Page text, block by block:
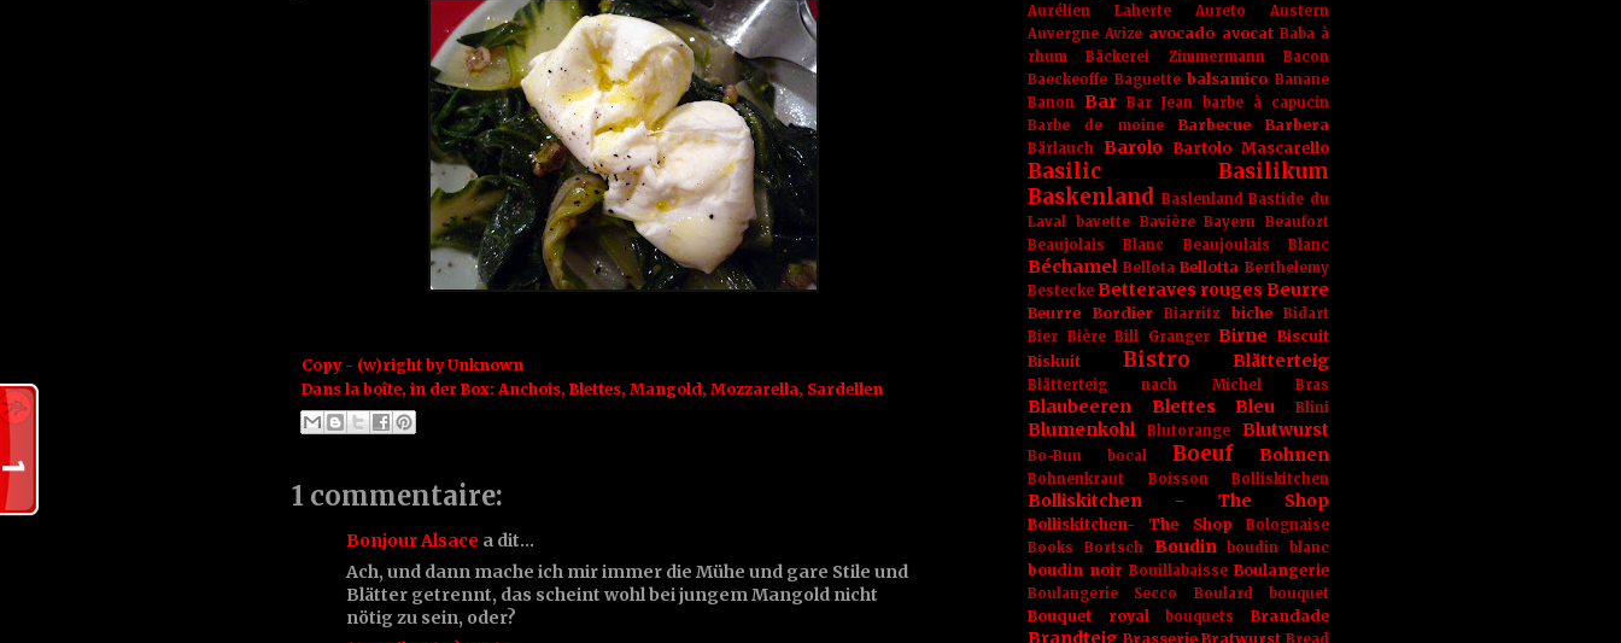
Copy - (w)right byUnknown
Dans la boîte, in der Box:Anchois, Blettes, Mangold, Mozzarella, Sardellen
1 commentaire:
Bonjour Alsace a dit…
Ach, und dann mache ich mir immer die Mühe und gare Stile und
Blätter getrennt, das scheint wohl bei jungem Mangold nicht
nötig zu sein, oder?
Aurélien Laherte
Aureto
Austern
Auvergne Avize avocado avocat Baba à
rhum
Bäckerei Zimmermann
Bacon
Baeckeoffe Baguette balsamico Banane
Banon Bar Bar Jean
barbe à capucin
Barbe de moine
Barbecue Barbera
Bärlauch Barolo Bartolo Mascarello
Basilic
Basilikum
Baskenland Baslenland Bastide du
Laval
bavette Bavière Bayern Beaufort
Beaujolais Blanc
Beaujoulais Blanc
Béchamel Bellota Bellotta Berthelemy
Bestecke Betteraves rouges Beurre
Beurre Bordier Biarritz biche
Bidart
Bier Bière Bill Granger Birne
Biscuit
Biskuit
Bistro Blätterteig
Blätterteig nach Michel Bras
Blaubeeren Blettes Bleu Blini
Blumenkohl Blutorange Blutwurst
Bo-Bun bocal Boeuf Bohnen
Bohnenkraut Boisson Bolliskitchen
Bolliskitchen - The Shop
Bolliskitchen- The Shop
Bolognaise
Books
Bortsch Boudin boudin blanc
boudin noir Bouillabaisse Boulangerie
Boulangerie Secco Boulard bouquet
Bouquet royal bouquets Brandade
Brandteig Brasserie Bratwurst Bread